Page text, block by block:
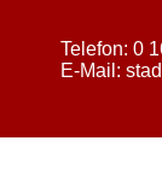
Telefon: 0
E-Mail: